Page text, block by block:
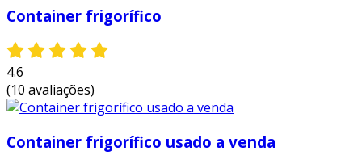
Container frigorífico
4.6
(10 avaliações)
Container frigorífico usado a venda